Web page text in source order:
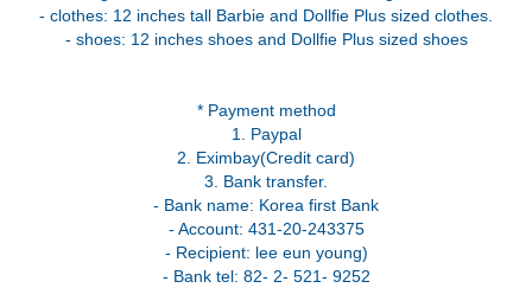
- clothes: 12 inches tall Barbie and Dollfie Plus sized clothes.
- shoes: 12 inches shoes and Dollfie Plus sized shoes
* Payment method
1. Paypal
2. Eximbay(Credit card)
3. Bank transfer.
- Bank name: Korea first Bank
- Account: 431-20-243375
- Recipient: lee eun young)
- Bank tel: 82- 2- 521- 9252